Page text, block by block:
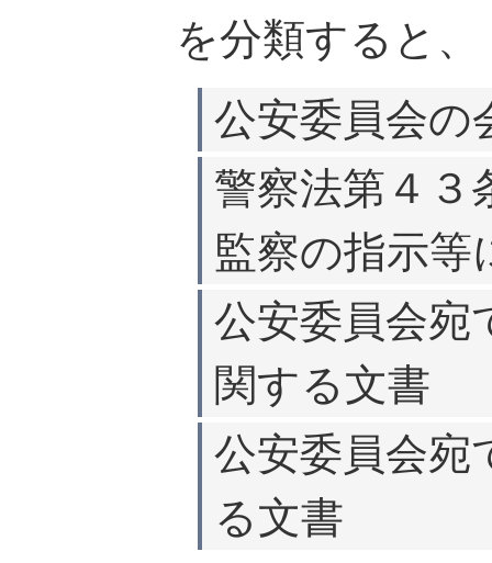
を分類すると、
公安委員会の
警察法第４３
監察の指示等
公安委員会宛
関する文書
公安委員会宛
る文書